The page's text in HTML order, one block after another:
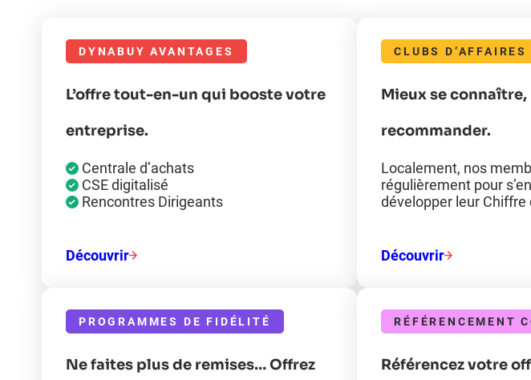
Commencer
DYNABUY AVANTAGES
L’offre tout-en-un qui booste votre
entreprise.
Centrale d’achats
CSE digitalisé
Rencontres Dirigeants
Découvrir
CLUBS D’AFFAIRES
Mieux se
recommander.
Localement, nos
régulièrement pour
développer leur Chiffre
Découvrir
PROGRAMMES DE FIDÉLITÉ
Ne faites plus de remises… Offrez
RÉFÉRENCEMENT
Référencez votre